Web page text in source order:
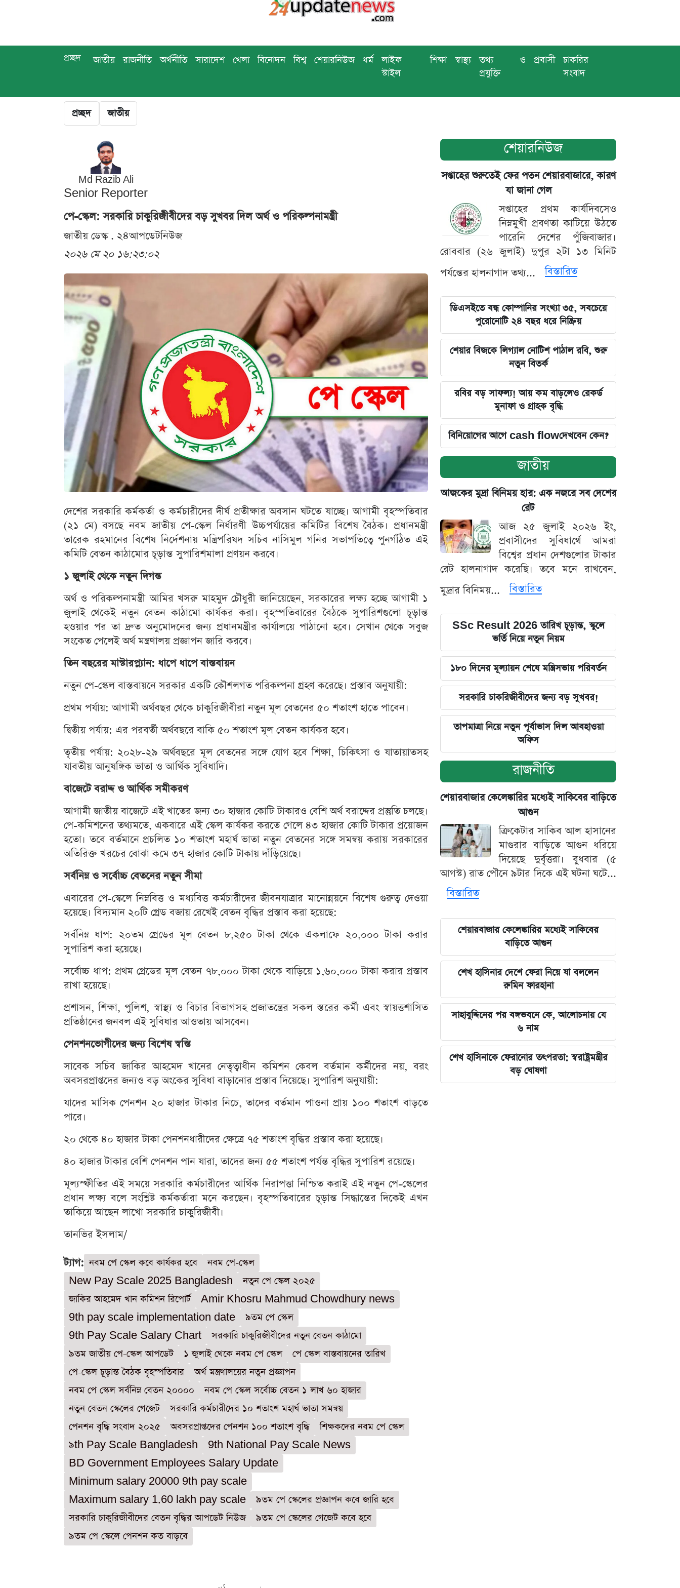
প্রচ্ছদ জাতীয় রাজনীতি অর্থনীতি সারাদেশ খেলা বিনোদন বিশ্ব শেয়ারনিউজ ধর্ম
লাইফ
স্টাইল
শিক্ষা স্বাস্থ্য
তথ্য ও
প্রযুক্তি
প্রবাসী
চাকরির
সংবাদ
প্রচ্ছদ জাতীয়
Md Razib Ali
Senior Reporter
পে-স্কেল: সরকারি চাকুরিজীবীদের বড় সুখবর দিল অর্থ ও পরিকল্পনামন্ত্রী
জাতীয় ডেস্ক . ২৪আপডেটনিউজ
২০২৬ মে ২০ ১৬:২৩:০২
দেশের সরকারি কর্মকর্তা ও কর্মচারীদের দীর্ঘ প্রতীক্ষার অবসান ঘটতে যাচ্ছে। আগামী বৃহস্পতিবার
(২১ মে) বসছে নবম জাতীয় পে-স্কেল নির্ধারণী উচ্চপর্যায়ের কমিটির বিশেষ বৈঠক। প্রধানমন্ত্রী
তারেক রহমানের বিশেষ নির্দেশনায় মন্ত্রিপরিষদ সচিব নাসিমুল গনির সভাপতিত্বে পুনর্গঠিত এই
কমিটি বেতন কাঠামোর চূড়ান্ত সুপারিশমালা প্রণয়ন করবে।
১ জুলাই থেকে নতুন দিগন্ত
অর্থ ও পরিকল্পনামন্ত্রী আমির খসরু মাহমুদ চৌধুরী জানিয়েছেন, সরকারের লক্ষ্য হচ্ছে আগামী ১
জুলাই থেকেই নতুন বেতন কাঠামো কার্যকর করা। বৃহস্পতিবারের বৈঠকে সুপারিশগুলো চূড়ান্ত
হওয়ার পর তা দ্রুত অনুমোদনের জন্য প্রধানমন্ত্রীর কার্যালয়ে পাঠানো হবে। সেখান থেকে সবুজ
সংকেত পেলেই অর্থ মন্ত্রণালয় প্রজ্ঞাপন জারি করবে।
তিন বছরের মাস্টারপ্ল্যান: ধাপে ধাপে বাস্তবায়ন
নতুন পে-স্কেল বাস্তবায়নে সরকার একটি কৌশলগত পরিকল্পনা গ্রহণ করেছে। প্রস্তাব অনুযায়ী:
প্রথম পর্যায়: আগামী অর্থবছর থেকে চাকুরিজীবীরা নতুন মূল বেতনের ৫০ শতাংশ হাতে পাবেন।
দ্বিতীয় পর্যায়: এর পরবর্তী অর্থবছরে বাকি ৫০ শতাংশ মূল বেতন কার্যকর হবে।
তৃতীয় পর্যায়: ২০২৮-২৯ অর্থবছরে মূল বেতনের সঙ্গে যোগ হবে শিক্ষা, চিকিৎসা ও যাতায়াতসহ
যাবতীয় আনুষঙ্গিক ভাতা ও আর্থিক সুবিধাদি।
বাজেটে বরাদ্দ ও আর্থিক সমীকরণ
আগামী জাতীয় বাজেটে এই খাতের জন্য ৩০ হাজার কোটি টাকারও বেশি অর্থ বরাদ্দের প্রস্তুতি চলছে।
পে-কমিশনের তথ্যমতে, একবারে এই স্কেল কার্যকর করতে গেলে ৪৩ হাজার কোটি টাকার প্রয়োজন
হতো। তবে বর্তমানে প্রচলিত ১০ শতাংশ মহার্ঘ ভাতা নতুন বেতনের সঙ্গে সমন্বয় করায় সরকারের
অতিরিক্ত খরচের বোঝা কমে ৩৭ হাজার কোটি টাকায় দাঁড়িয়েছে।
সর্বনিম্ন ও সর্বোচ্চ বেতনের নতুন সীমা
এবারের পে-স্কেলে নিম্নবিত্ত ও মধ্যবিত্ত কর্মচারীদের জীবনযাত্রার মানোন্নয়নে বিশেষ গুরুত্ব দেওয়া
হয়েছে। বিদ্যমান ২০টি গ্রেড বজায় রেখেই বেতন বৃদ্ধির প্রস্তাব করা হয়েছে:
সর্বনিম্ন ধাপ: ২০তম গ্রেডের মূল বেতন ৮,২৫০ টাকা থেকে একলাফে ২০,০০০ টাকা করার
সুপারিশ করা হয়েছে।
সর্বোচ্চ ধাপ: প্রথম গ্রেডের মূল বেতন ৭৮,০০০ টাকা থেকে বাড়িয়ে ১,৬০,০০০ টাকা করার প্রস্তাব
রাখা হয়েছে।
প্রশাসন, শিক্ষা, পুলিশ, স্বাস্থ্য ও বিচার বিভাগসহ প্রজাতন্ত্রের সকল স্তরের কর্মী এবং স্বায়ত্তশাসিত
প্রতিষ্ঠানের জনবল এই সুবিধার আওতায় আসবেন।
পেনশনভোগীদের জন্য বিশেষ স্বস্তি
সাবেক সচিব জাকির আহমেদ খানের নেতৃত্বাধীন কমিশন কেবল বর্তমান কর্মীদের নয়, বরং
অবসরপ্রাপ্তদের জন্যও বড় অংকের সুবিধা বাড়ানোর প্রস্তাব দিয়েছে। সুপারিশ অনুযায়ী:
যাদের মাসিক পেনশন ২০ হাজার টাকার নিচে, তাদের বর্তমান পাওনা প্রায় ১০০ শতাংশ বাড়তে
পারে।
২০ থেকে ৪০ হাজার টাকা পেনশনধারীদের ক্ষেত্রে ৭৫ শতাংশ বৃদ্ধির প্রস্তাব করা হয়েছে।
৪০ হাজার টাকার বেশি পেনশন পান যারা, তাদের জন্য ৫৫ শতাংশ পর্যন্ত বৃদ্ধির সুপারিশ রয়েছে।
মূল্যস্ফীতির এই সময়ে সরকারি কর্মচারীদের আর্থিক নিরাপত্তা নিশ্চিত করাই এই নতুন পে-স্কেলের
প্রধান লক্ষ্য বলে সংশ্লিষ্ট কর্মকর্তারা মনে করছেন। বৃহস্পতিবারের চূড়ান্ত সিদ্ধান্তের দিকেই এখন
তাকিয়ে আছেন লাখো সরকারি চাকুরিজীবী।
তানভির ইসলাম/
ট্যাগ: নবম পে স্কেল কবে কার্যকর হবে
নবম পে-স্কেল
New Pay Scale 2025 Bangladesh
নতুন পে স্কেল ২০২৫
জাকির আহমেদ খান কমিশন রিপোর্ট
Amir Khosru Mahmud Chowdhury news
9th pay scale implementation date
৯তম পে স্কেল
9th Pay Scale Salary Chart
সরকারি চাকুরিজীবীদের নতুন বেতন কাঠামো
৯তম জাতীয় পে-স্কেল আপডেট
১ জুলাই থেকে নবম পে স্কেল
পে স্কেল বাস্তবায়নের তারিখ
পে-স্কেল চূড়ান্ত বৈঠক বৃহস্পতিবার
অর্থ মন্ত্রণালয়ের নতুন প্রজ্ঞাপন
নবম পে স্কেল সর্বনিম্ন বেতন ২০০০০
নবম পে স্কেল সর্বোচ্চ বেতন ১ লাখ ৬০ হাজার
নতুন বেতন স্কেলের গেজেট
সরকারি কর্মচারীদের ১০ শতাংশ মহার্ঘ ভাতা সমন্বয়
পেনশন বৃদ্ধি সংবাদ ২০২৫
অবসরপ্রাপ্তদের পেনশন ১০০ শতাংশ বৃদ্ধি
শিক্ষকদের নবম পে স্কেল
৯th Pay Scale Bangladesh
9th National Pay Scale News
BD Government Employees Salary Update
Minimum salary 20000 9th pay scale
Maximum salary 1.60 lakh pay scale
৯তম পে স্কেলের প্রজ্ঞাপন কবে জারি হবে
সরকারি চাকুরিজীবীদের বেতন বৃদ্ধির আপডেট নিউজ
৯তম পে স্কেলের গেজেট কবে হবে
৯তম পে স্কেলে পেনশন কত বাড়বে
শেয়ারনিউজ
সপ্তাহের শুরুতেই ফের পতন শেয়ারবাজারে, কারণ
যা জানা গেল
সপ্তাহের প্রথম কার্যদিবসেও
নিম্নমুখী প্রবণতা কাটিয়ে উঠতে
পারেনি দেশের পুঁজিবাজার।
রোববার (২৬ জুলাই) দুপুর ২টা ১৩ মিনিট
পর্যন্তের হালনাগাদ তথ্য...
বিস্তারিত
ডিএসইতে বন্ধ কোম্পানির সংখ্যা ৩৫, সবচেয়ে
পুরোনোটি ২৪ বছর ধরে নিষ্ক্রিয়
শেয়ার বিজকে লিগ্যাল নোটিশ পাঠাল রবি, শুরু
নতুন বিতর্ক
রবির বড় সাফল্য! আয় কম বাড়লেও রেকর্ড
মুনাফা ও গ্রাহক বৃদ্ধি
বিনিয়োগের আগে cash flowদেখবেন কেন?
জাতীয়
আজকের মুদ্রা বিনিময় হার: এক নজরে সব দেশের
রেট
আজ ২৫ জুলাই ২০২৬ ইং,
প্রবাসীদের সুবিধার্থে আমরা
বিশ্বের প্রধান দেশগুলোর টাকার
রেট হালনাগাদ করেছি। তবে মনে রাখবেন,
মুদ্রার বিনিময়...
বিস্তারিত
SSc Result 2026 তারিখ চূড়ান্ত, স্কুলে
ভর্তি নিয়ে নতুন নিয়ম
১৮০ দিনের মূল্যায়ন শেষে মন্ত্রিসভায় পরিবর্তন
সরকারি চাকরিজীবীদের জন্য বড় সুখবর!
তাপমাত্রা নিয়ে নতুন পূর্বাভাস দিল আবহাওয়া
অফিস
রাজনীতি
শেয়ারবাজার কেলেঙ্কারির মধ্যেই সাকিবের বাড়িতে
আগুন
ক্রিকেটার সাকিব আল হাসানের
মাগুরার বাড়িতে আগুন ধরিয়ে
দিয়েছে দুর্বৃত্তরা। বুধবার (৫
আগস্ট) রাত পৌনে ৯টার দিকে এই ঘটনা ঘটে...
বিস্তারিত
শেয়ারবাজার কেলেঙ্কারির মধ্যেই সাকিবের
বাড়িতে আগুন
শেখ হাসিনার দেশে ফেরা নিয়ে যা বললেন
রুমিন ফারহানা
সাহাবুদ্দিনের পর বঙ্গভবনে কে, আলোচনায় যে
৬ নাম
শেখ হাসিনাকে ফেরানোর তৎপরতা: স্বরাষ্ট্রমন্ত্রীর
বড় ঘোষণা